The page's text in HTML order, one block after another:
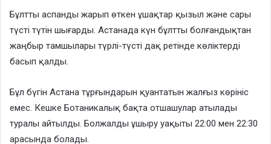
Бұлтты аспанды жарып өткен ұшақтар қызыл және сары
түсті түтін шығарды. Астанада күн бұлтты болғандықтан
жаңбыр тамшылары түрлі-түсті дақ ретінде көліктерді
басып қалды.
Бұл бүгін Астана тұрғындарын қуантатын жалғыз көрініс
емес. Кешке Ботаникалық бақта отшашулар атылады
туралы айтылды. Болжалды ұшыру уақыты 22:00 мен 22:30
арасында болады.